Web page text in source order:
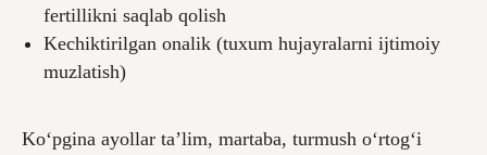
fertillikni saqlab qolish
Kechiktirilgan onalik (tuxum hujayralarni ijtimoiy
muzlatish)
Ko‘pgina ayollar ta’lim, martaba, turmush o‘rtog‘i